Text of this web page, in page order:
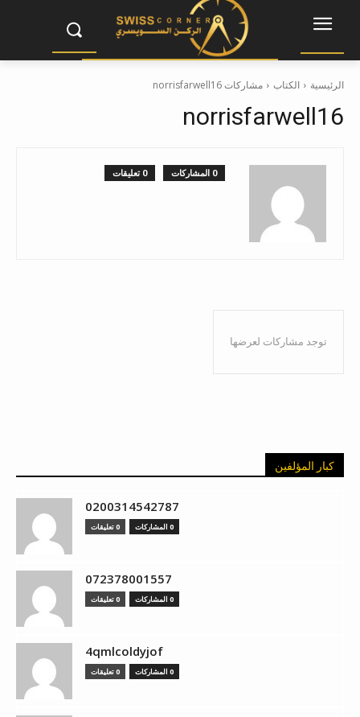
الرئيسية الكتاب مشاركات norrisfarwell16
norrisfarwell16
0 المشاركات 0 تعليقات
توجد مشاركات لعرضها
كبار المؤلفين
0200314542787
0 المشاركات 0 تعليقات
072378001557
0 المشاركات 0 تعليقات
4qmlcoldyjof
0 المشاركات 0 تعليقات